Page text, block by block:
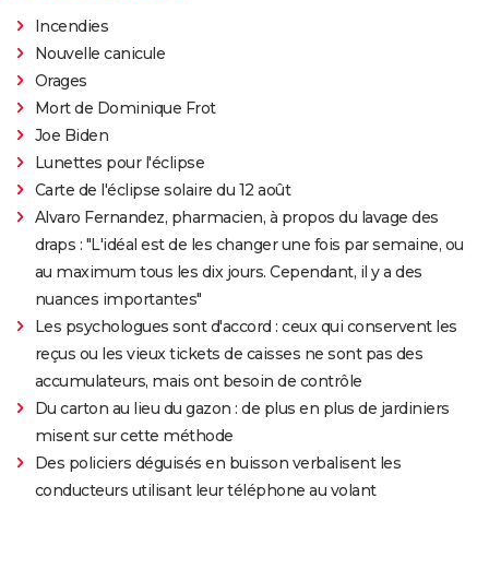
Incendies
Nouvelle canicule
Orages
Mort de Dominique Frot
Joe Biden
Lunettes pour l'éclipse
Carte de l'éclipse solaire du 12 août
Alvaro Fernandez, pharmacien, à propos du lavage des
draps : "L'idéal est de les changer une fois par semaine, ou
au maximum tous les dix jours. Cependant, il y a des
nuances importantes"
Les psychologues sont d'accord : ceux qui conservent les
reçus ou les vieux tickets de caisses ne sont pas des
accumulateurs, mais ont besoin de contrôle
Du carton au lieu du gazon : de plus en plus de jardiniers
misent sur cette méthode
Des policiers déguisés en buisson verbalisent les
conducteurs utilisant leur téléphone au volant